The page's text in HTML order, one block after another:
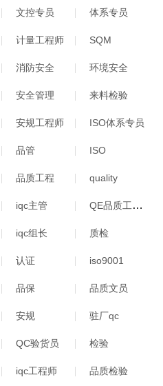
文控专员 体系专员
计量工程师 SQM
消防安全 环境安全
安全管理 来料检验
安规工程师 ISO体系专员
品管 ISO
品质工程 quality
iqc主管 QE品质工程师
iqc组长 质检
认证 iso9001
品保 品质文员
安规 驻厂qc
QC验货员 检验
iqc工程师 品质检验